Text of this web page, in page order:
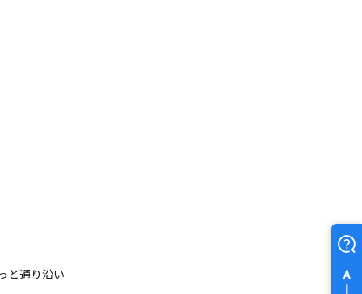
と通り沿い